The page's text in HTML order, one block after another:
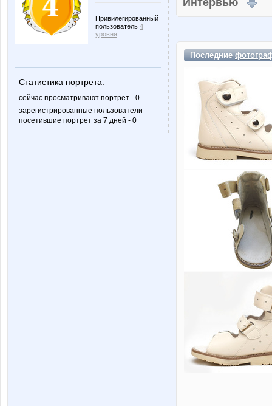
Привилегированный
пользователь 4
уровня
Статистика портрета:
сейчас просматривают портрет - 0
зарегистрированные пользователи
посетившие портрет за 7 дней - 0
Интервью
Последние